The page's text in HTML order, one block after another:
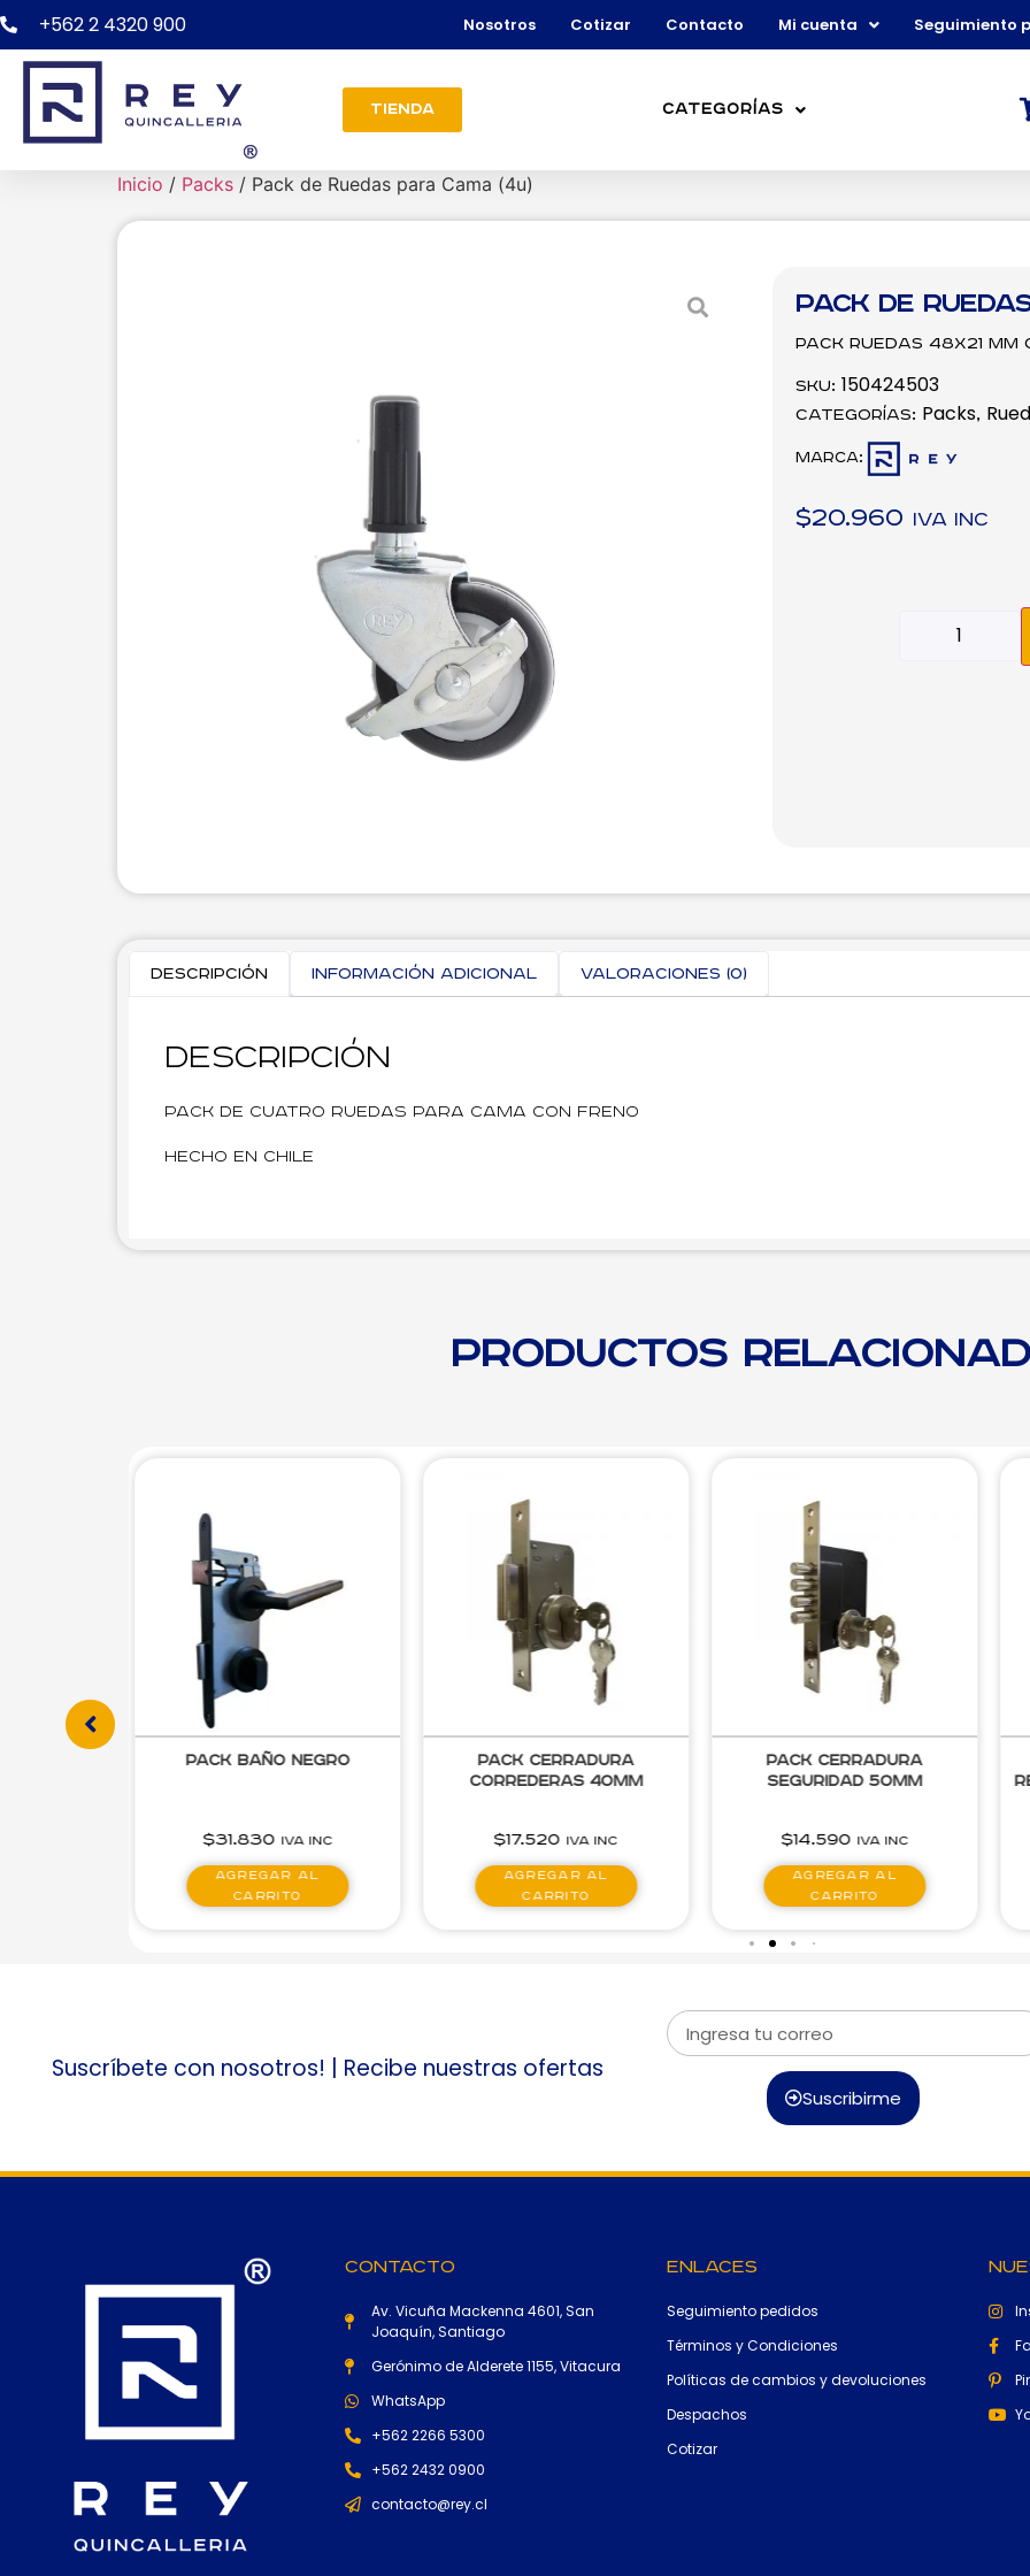
+562 2 4320 900 Nosotros Cotizar Contacto Mi cuenta Seguimiento
Tienda Categorías
Inicio / Packs / Pack de Ruedas para Cama (4u)
Pack de
Pack Ruedas 48X21 mm
SKU: 150424503
Categorías: Packs,
Marca:
$20.960 IVA inc
Descripción Información adicional Valoraciones (0)
Descripción
Pack de cuatro ruedas para cama con freno
Hecho en Chile
Productos
Pack Baño Negro
$31.830 IVA inc
Agregar al
carrito
Pack cerradura
correderas 40mm
$17.520 IVA inc
Agregar al
carrito
Pack cerradura
seguridad 50mm
$14.590 IVA inc
Agregar al
carrito
Suscríbete con nosotros! | Recibe nuestras ofertas
Suscribirme
Contacto
Av. Vicuña Mackenna 4601, San
Joaquín, Santiago
Gerónimo de Alderete 1155, Vitacura
WhatsApp
+562 2266 5300
+562 2432 0900
contacto@rey.cl
Enlaces
Seguimiento pedidos
Términos y Condiciones
Políticas de cambios y devoluciones
Despachos
Cotizar